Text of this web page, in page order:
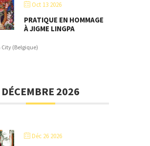
Oct 13 2026
PRATIQUE EN HOMMAGE
À JIGME LINGPA
(Belgique)
DÉCEMBRE 2026
Déc 26 2026